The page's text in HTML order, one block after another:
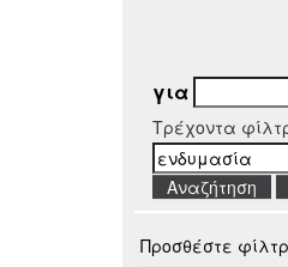
για
Τρέχοντα
Προσθέστε